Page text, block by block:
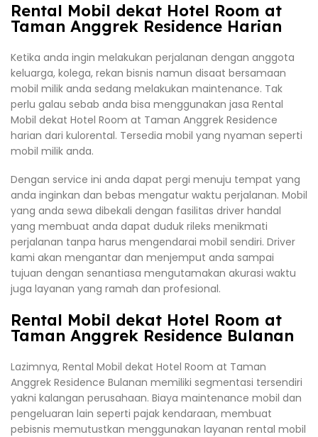
Rental Mobil dekat Hotel Room at
Taman Anggrek Residence Harian
Ketika anda ingin melakukan perjalanan dengan anggota
keluarga, kolega, rekan bisnis namun disaat bersamaan
mobil milik anda sedang melakukan maintenance. Tak
perlu galau sebab anda bisa menggunakan jasa Rental
Mobil dekat Hotel Room at Taman Anggrek Residence
harian dari kulorental. Tersedia mobil yang nyaman seperti
mobil milik anda.
Dengan service ini anda dapat pergi menuju tempat yang
anda inginkan dan bebas mengatur waktu perjalanan. Mobil
yang anda sewa dibekali dengan fasilitas driver handal
yang membuat anda dapat duduk rileks menikmati
perjalanan tanpa harus mengendarai mobil sendiri. Driver
kami akan mengantar dan menjemput anda sampai
tujuan dengan senantiasa mengutamakan akurasi waktu
juga layanan yang ramah dan profesional.
Rental Mobil dekat Hotel Room at
Taman Anggrek Residence Bulanan
Lazimnya, Rental Mobil dekat Hotel Room at Taman
Anggrek Residence Bulanan memiliki segmentasi tersendiri
yakni kalangan perusahaan. Biaya maintenance mobil dan
pengeluaran lain seperti pajak kendaraan, membuat
pebisnis memutustkan menggunakan layanan rental mobil